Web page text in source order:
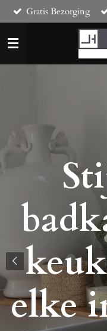
Ga
direct
naar
de
hoofdinhoud
Gratis Bezorging
elke